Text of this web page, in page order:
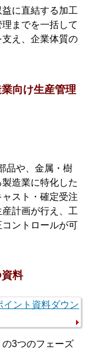
に直結する加工
までを一括して
え、企業体質の
向け生産管理
品や、金属・樹
造業に特化した
スト・確定受注
計画が行え、工
ントロールが可
料
3つのフェーズ